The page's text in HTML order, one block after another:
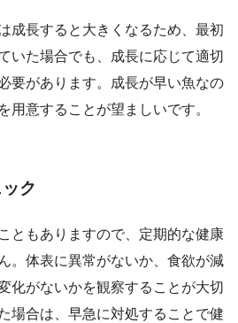
成長すると大きくなるため、最初
いた場合でも、成長に応じて適切
要があります。成長が早い魚なの
用意することが望ましいです。
ク
ともありますので、定期的な健康
。体表に異常がないか、食欲が減
化がないかを観察することが大切
場合は、早急に対処することで健